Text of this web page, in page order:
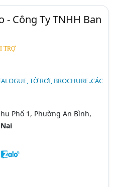
- Công Ty TNHH Ban
TRỢ
TỜ RƠI, BROCHURE..CÁC
Phố 1, Phường An Bình,